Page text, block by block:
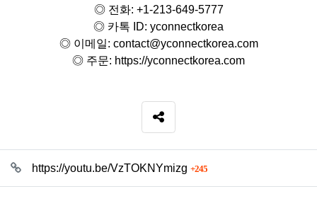
◎ 전화: +1-213-649-5777
◎ 카톡 ID: yconnectkorea
◎ 이메일: contact@yconnectkorea.com
◎ 주문: https://yconnectkorea.com
SNS 공유
관련자료https://youtu.be/VzTOKNYmizg 245회 연결